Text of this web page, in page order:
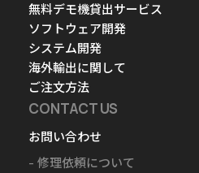
無料デモ機貸出サービス
ソフトウェア開発
システム開発
海外輸出に関して
ご注文方法
CONTACT US
お問い合わせ
修理依頼について